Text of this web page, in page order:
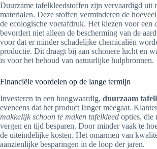
Duurzame tafelkleedstoffen zijn vervaardigd uit
materialen. Deze stoffen verminderen de
de ecologische voetafdruk. Het kiezen voor een
bevordert niet alleen de bescherming van de
voor dat er minder schadelijke chemicaliën
productie. Dit draagt bij aan schonere lucht en
is voor het behoud van natuurlijke hulpbronnen.
Financiële voordelen op de lange termijn
Investeren in een hoogwaardig, duurzaam
eveneens dat het product langer meegaat.
makkelijk schoon te maken tafelkleed opties, die
vergen en tijd besparen. Door minder vaak te
de uiteindelijke kosten. Het omarmen van
aanzienlijke besparingen in de loop der jaren.